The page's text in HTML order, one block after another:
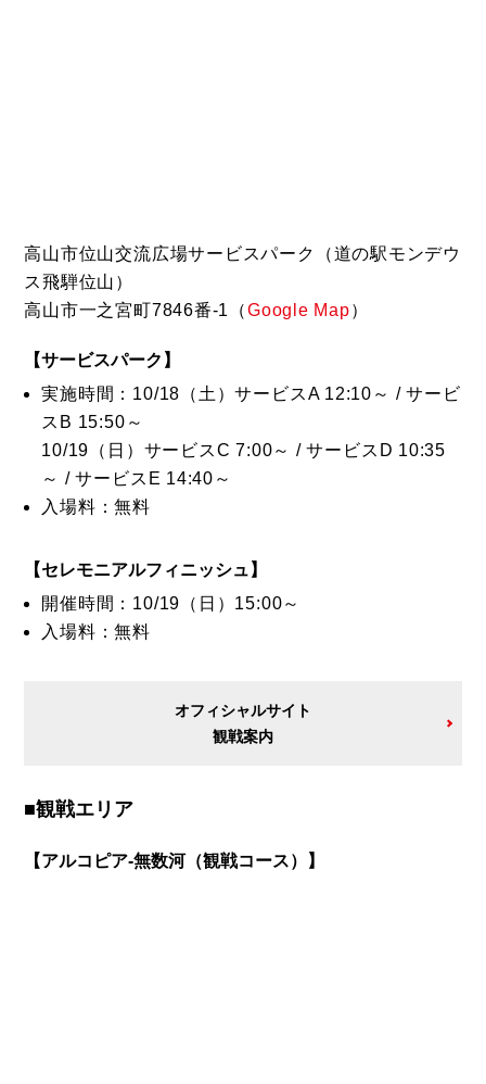
高山市位山交流広場サービスパーク（道の駅モンデウ
ス飛騨位山）
高山市一之宮町7846番-1（Google Map）
【サービスパーク】
実施時間：10/18（土）サービスA 12:10～ / サービ
スB 15:50～
10/19（日）サービスC 7:00～ / サービスD 10:35
～ / サービスE 14:40～
入場料：無料
【セレモニアルフィニッシュ】
開催時間：10/19（日）15:00～
入場料：無料
オフィシャルサイト
観戦案内
■観戦エリア
【アルコピア-無数河（観戦コース）】